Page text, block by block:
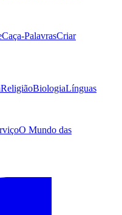
Caça-PalavrasCriar
ReligiãoBiologiaLínguas
O Mundo das